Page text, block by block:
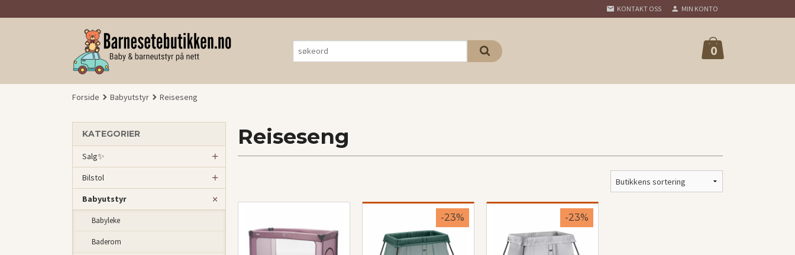
til
KONTAKT OSS MIN KONTO
0
Forside Babyutstyr Reiseseng
Reiseseng
-23% -23%
KATEGORIER
Salg✨
Bilstol
Babyutstyr
Babyleke
Baderom